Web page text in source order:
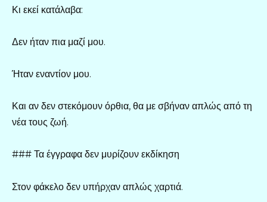
Κι εκεί κατάλαβα:
Δεν ήταν πια μαζί μου.
Ήταν εναντίον μου.
Και αν δεν στεκόμουν όρθια, θα με σβήναν απλώς από τη
νέα τους ζωή.
### Τα έγγραφα δεν μυρίζουν εκδίκηση
Στον φάκελο δεν υπήρχαν απλώς χαρτιά.